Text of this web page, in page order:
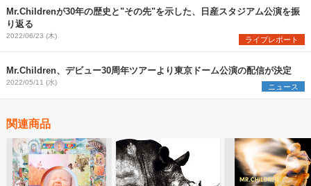
Mr.Childrenが30年の歴史と"その先"を示した、日産スタジアム公演を振
り返る
2022/06/23 (木) ライブレポート
Mr.Children、デビュー30周年ツアーより東京ドーム公演の配信が決定
2022/05/11 (水) ニュース
関連商品